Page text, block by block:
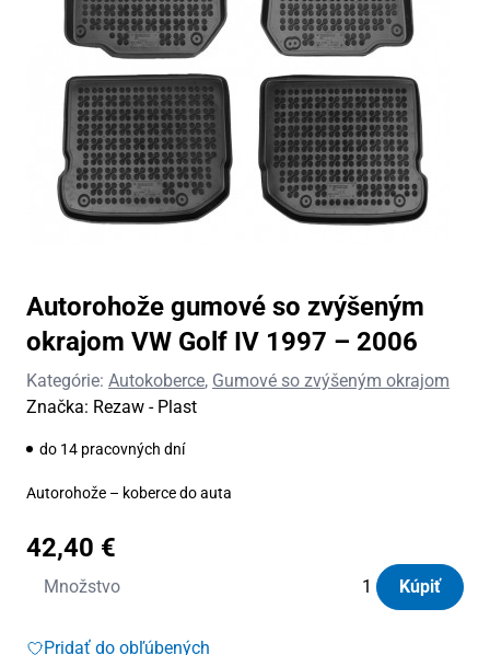
Autorohože gumové so zvýšeným
okrajom VW Golf IV 1997 – 2006
Kategórie: Autokoberce, Gumové so zvýšeným okrajom
Značka: Rezaw - Plast
do 14 pracovných dní
Autorohože – koberce do auta
42,40 €
Množstvo
množstvo
gumové
Kúpiť
Pridať do obľúbených